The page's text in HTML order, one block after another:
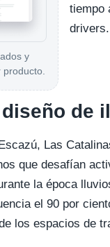
y
producto.
tiempo
drivers.
de
Las
que desafían
la época
el 90 por
los espacios de